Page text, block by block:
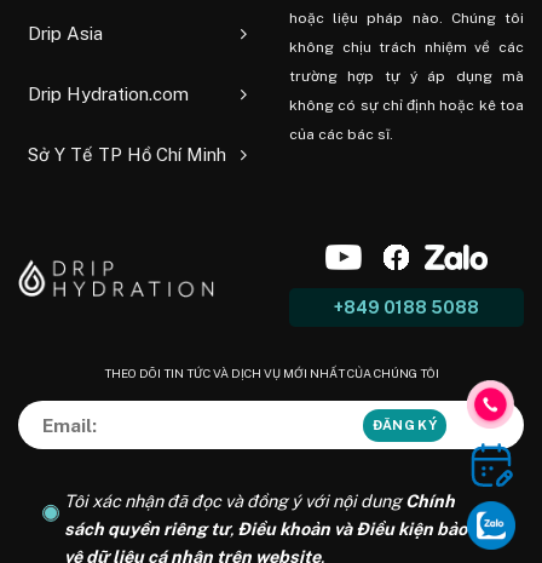
Drip Asia
Drip Hydration.com
Sở Y Tế TP Hồ Chí Minh
hoặc liệu pháp nào. Chúng tôi
không chịu trách nhiệm về các
trường hợp tự ý áp dụng mà
không có sự chỉ định hoặc kê toa
của các bác sĩ.
+849 0188 5088
THEO DÕI TIN TỨC VÀ DỊCH VỤ MỚI NHẤT CỦA CHÚNG TÔI
Tôi xác nhận đã đọc và đồng ý với nội dungChính
sách quyền riêng tư, Điều khoản và Điều kiện bảo
vệ dữ liệu cá nhân trên website.